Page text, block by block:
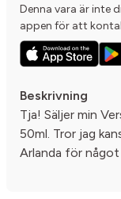
Denna vara är inte
appen för att
Beskrivning
Tja! Säljer min
50ml. Tror jag
Arlanda för något